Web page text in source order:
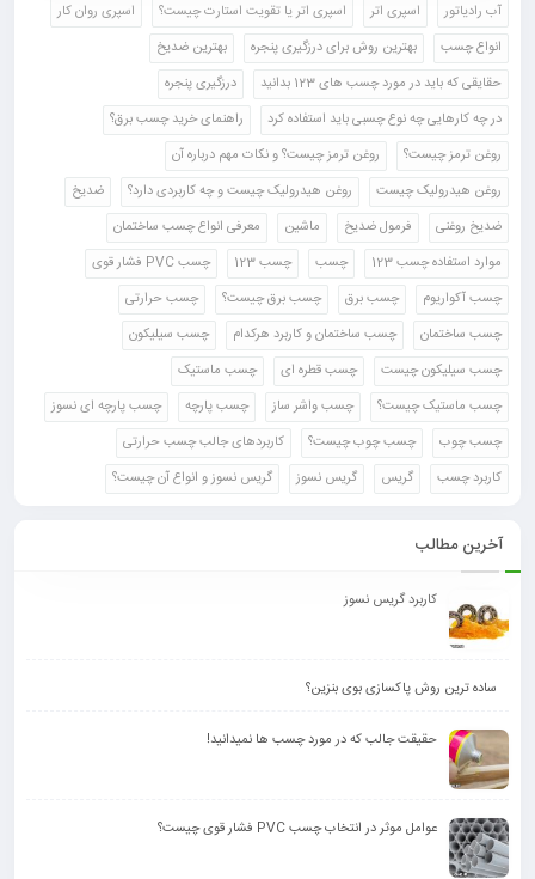
آب رادیاتور اسپری اتر اسپری اتر یا تقویت استارت چیست؟
اسپری روان کار
انواع چسب
بهترین روش برای درزگیری پنجره
بهترین ضدیخ
حقایقی که باید در مورد چسب های 123 بدانید
درزگیری پنجره
در چه کارهایی چه نوع چسبی باید استفاده کرد
راهنمای خرید چسب برق؟
روغن ترمز چیست؟
روغن ترمز چیست؟ و نکات مهم درباره آن
روغن هیدرولیک چیست
روغن هیدرولیک چیست و چه کاربردی دارد؟
ضدیخ
ضدیخ روغنی
فرمول ضدیخ ماشین
معرفی انواع چسب ساختمان
موارد استفاده چسب 123
چسب چسب 123
چسب PVC فشار قوی
چسب آکواریوم
چسب برق چسب برق چیست؟
چسب حرارتی
چسب ساختمان
چسب ساختمان و کاربرد هرکدام
چسب سیلیکون
چسب سیلیکون چیست
چسب قطره ای
چسب ماستیک
چسب ماستیک چیست؟
چسب واشر ساز چسب پارچه
چسب پارچه ای نسوز
چسب چوب
چسب چوب چیست؟
کاربردهای جالب چسب حرارتی
کاربرد چسب
گریس گریس نسوز گریس نسوز و انواع آن چیست؟
آخرین مطالب
کاربرد گریس نسوز
ساده ترین روش پاکسازی بوی بنزین؟
حقیقت جالب که در مورد چسب ها نمیدانید!
عوامل موثر در انتخاب چسب PVC فشار قوی چیست؟